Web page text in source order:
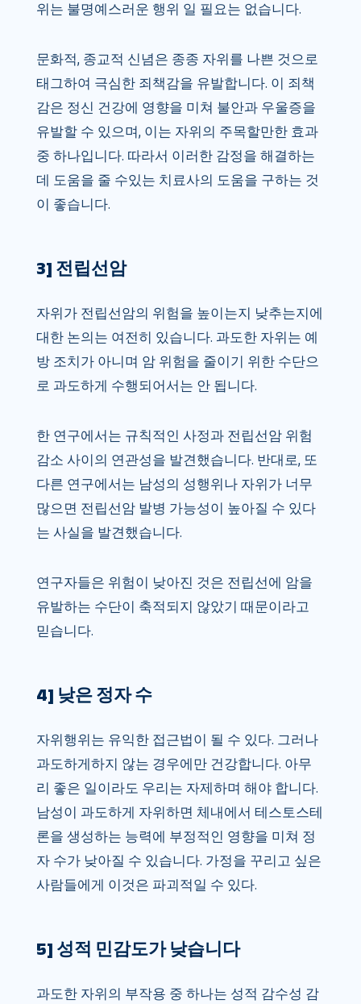
위는 불명예스러운 행위 일 필요는 없습니다.
문화적, 종교적 신념은 종종 자위를 나쁜 것으로
태그하여 극심한 죄책감을 유발합니다. 이 죄책
감은 정신 건강에 영향을 미쳐 불안과 우울증을
유발할 수 있으며, 이는 자위의 주목할만한 효과
중 하나입니다. 따라서 이러한 감정을 해결하는
데 도움을 줄 수있는 치료사의 도움을 구하는 것
이 좋습니다.
3] 전립선암
자위가 전립선암의 위험을 높이는지 낮추는지에
대한 논의는 여전히 있습니다. 과도한 자위는 예
방 조치가 아니며 암 위험을 줄이기 위한 수단으
로 과도하게 수행되어서는 안 됩니다.
한 연구에서는 규칙적인 사정과 전립선암 위험
감소 사이의 연관성을 발견했습니다. 반대로, 또
다른 연구에서는 남성의 성행위나 자위가 너무
많으면 전립선암 발병 가능성이 높아질 수 있다
는 사실을 발견했습니다.
연구자들은 위험이 낮아진 것은 전립선에 암을
유발하는 수단이 축적되지 않았기 때문이라고
믿습니다.
4] 낮은 정자 수
자위행위는 유익한 접근법이 될 수 있다. 그러나
과도하게하지 않는 경우에만 건강합니다. 아무
리 좋은 일이라도 우리는 자제하며 해야 합니다.
남성이 과도하게 자위하면 체내에서 테스토스테
론을 생성하는 능력에 부정적인 영향을 미쳐 정
자 수가 낮아질 수 있습니다. 가정을 꾸리고 싶은
사람들에게 이것은 파괴적일 수 있다.
5] 성적 민감도가 낮습니다
과도한 자위의 부작용 중 하나는 성적 감수성 감